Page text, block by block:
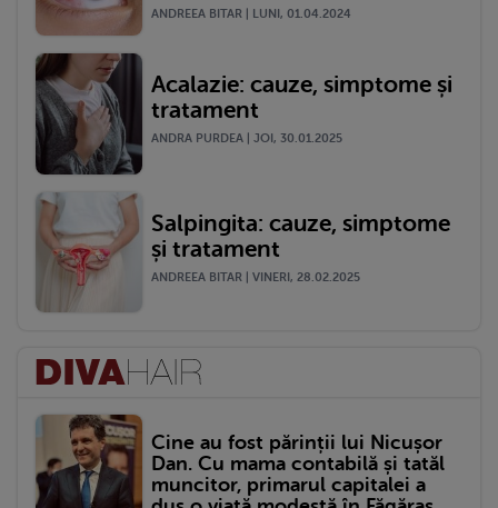
ANDREEA BITAR | LUNI, 01.04.2024
Acalazie: cauze, simptome și
tratament
ANDRA PURDEA | JOI, 30.01.2025
Salpingita: cauze, simptome
și tratament
ANDREEA BITAR | VINERI, 28.02.2025
Cine au fost părinții lui Nicușor
Dan. Cu mama contabilă și tatăl
muncitor, primarul capitalei a